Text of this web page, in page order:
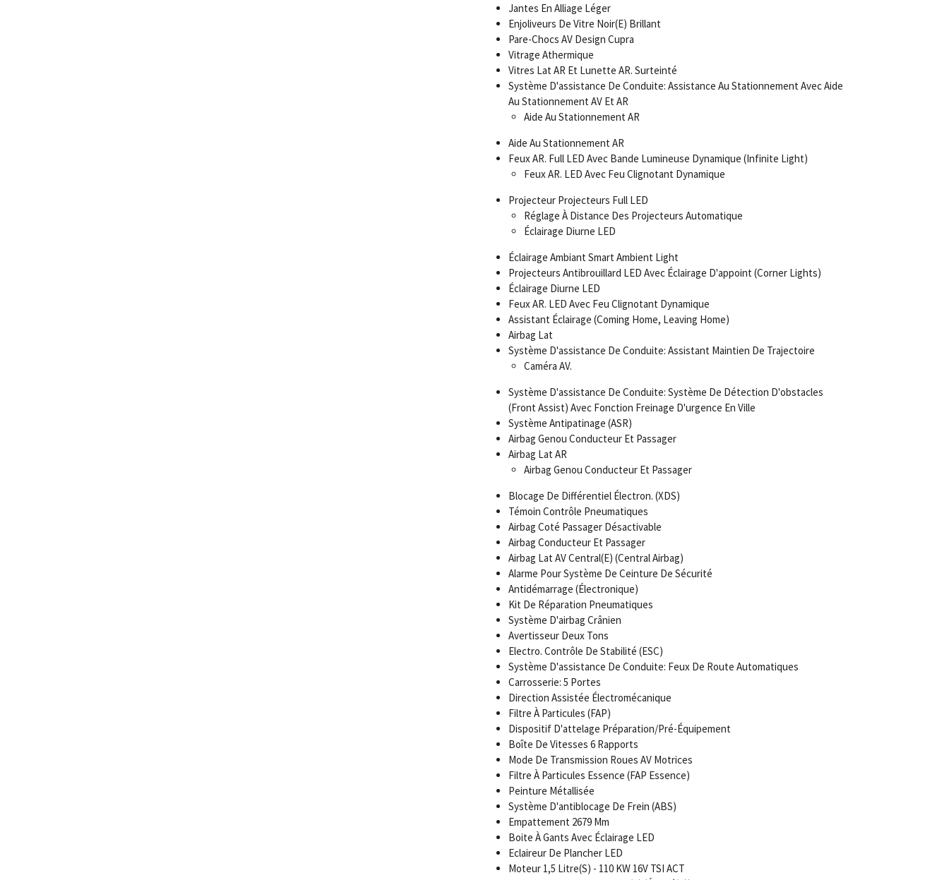
Jantes En Alliage Léger
Enjoliveurs De Vitre Noir(E) Brillant
Pare-Chocs AV Design Cupra
Vitrage Athermique
Vitres Lat AR Et Lunette AR. Surteinté
Système D'assistance De Conduite: Assistance Au Stationnement Avec Aide
Au Stationnement AV Et AR
Aide Au Stationnement AR
Aide Au Stationnement AR
Feux AR. Full LED Avec Bande Lumineuse Dynamique (Infinite Light)
Feux AR. LED Avec Feu Clignotant Dynamique
Projecteur Projecteurs Full LED
Réglage À Distance Des Projecteurs Automatique
Éclairage Diurne LED
Éclairage Ambiant Smart Ambient Light
Projecteurs Antibrouillard LED Avec Éclairage D'appoint (Corner Lights)
Éclairage Diurne LED
Feux AR. LED Avec Feu Clignotant Dynamique
Assistant Éclairage (Coming Home, Leaving Home)
Airbag Lat
Système D'assistance De Conduite: Assistant Maintien De Trajectoire
Caméra AV.
Système D'assistance De Conduite: Système De Détection D'obstacles
(Front Assist) Avec Fonction Freinage D'urgence En Ville
Système Antipatinage (ASR)
Airbag Genou Conducteur Et Passager
Airbag Lat AR
Airbag Genou Conducteur Et Passager
Blocage De Différentiel Électron. (XDS)
Témoin Contrôle Pneumatiques
Airbag Coté Passager Désactivable
Airbag Conducteur Et Passager
Airbag Lat AV Central(E) (Central Airbag)
Alarme Pour Système De Ceinture De Sécurité
Antidémarrage (Électronique)
Kit De Réparation Pneumatiques
Système D'airbag Crânien
Avertisseur Deux Tons
Electro. Contrôle De Stabilité (ESC)
Système D'assistance De Conduite: Feux De Route Automatiques
Carrosserie: 5 Portes
Direction Assistée Électromécanique
Filtre À Particules (FAP)
Dispositif D'attelage Préparation/Pré-Équipement
Boîte De Vitesses 6 Rapports
Mode De Transmission Roues AV Motrices
Filtre À Particules Essence (FAP Essence)
Peinture Métallisée
Système D'antiblocage De Frein (ABS)
Empattement 2679 Mm
Boite À Gants Avec Éclairage LED
Eclaireur De Plancher LED
Moteur 1,5 Litre(S) - 110 KW 16V TSI ACT